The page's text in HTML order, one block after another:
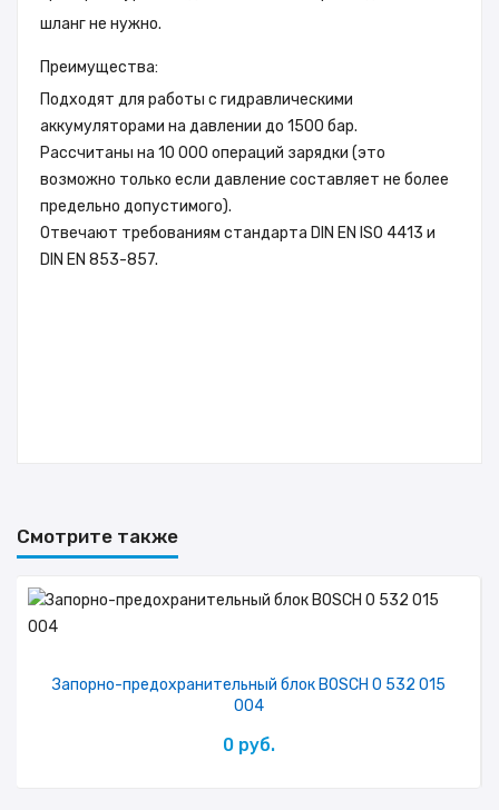
шланг не нужно.
Преимущества:
Подходят для работы с гидравлическими
аккумуляторами на давлении до 1500 бар.
Рассчитаны на 10 000 операций зарядки (это
возможно только если давление составляет не более
предельно допустимого).
Отвечают требованиям стандарта DIN EN ISO 4413 и
DIN EN 853-857.
Смотрите также
Запорно-предохранительный блок BOSCH 0 532 015
004
0 руб.